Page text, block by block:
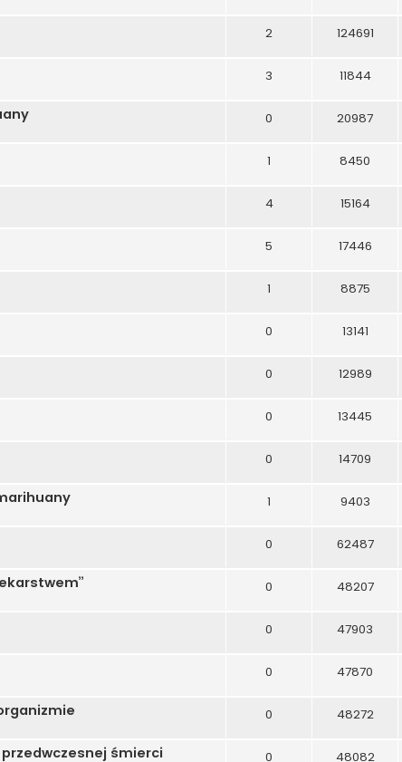
2 124691
3 11844
0 20987
1 8450
4 15164
5 17446
1 8875
0 13141
0 12989
0 13445
0 14709
1 9403
0 62487
0 48207
0 47903
0 47870
0 48272
śmierci 0 48082